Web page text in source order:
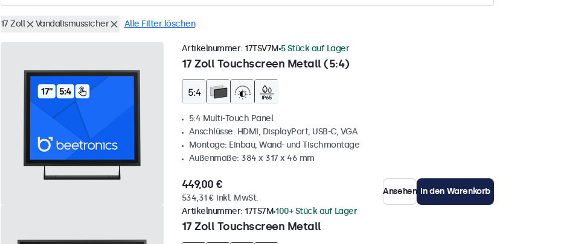
17 Zoll Vandalismussicher Alle Filter löschen
17 Zoll Touchscreen Metall (5:4)
Artikelnummer: 17TSV7M 5 Stück auf Lager
5:4 Multi-Touch Panel
Anschlüsse: HDMI, DisplayPort, USB-C, VGA
Montage: Einbau, Wand- und Tischmontage
Außenmaße: 384 x 317 x 46 mm
449,00 €
534,31 € inkl. MwSt.
Ansehen In den Warenkorb
17 Zoll Touchscreen Metall
Artikelnummer: 17TS7M 100+ Stück auf Lager